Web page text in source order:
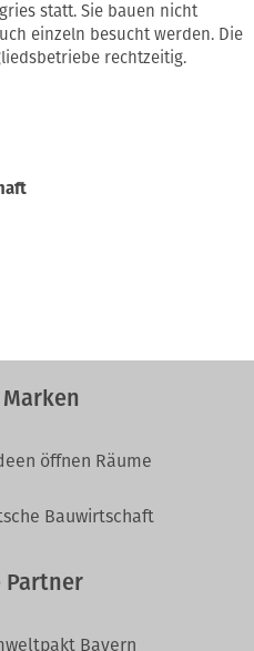
statt. Sie bauen nicht
einzeln besucht werden. Die
rechtzeitig.
Partner